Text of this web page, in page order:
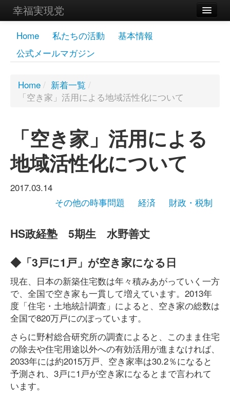
幸福実現党
メンバーズページ
党員
お問い合わせ
Home 私たちの活動
基本情報
公式メールマガジン
Home / 新着一覧 /
「空き家」活用による地域活性化について
「空き家」活用による
地域活性化について
2017.03.14
その他の時事問題
経済 財政・税制
HS政経塾 5期生 水野善丈
◆「3戸に1戸」が空き家になる日
現在、日本の新築住宅数は年々積みあがっていく一方
で、全国で空き家も一貫して増えています。2013年
度「住宅・土地統計調査」によると、空き家の総数は
全国で820万戸にのぼっています。
さらに野村総合研究所の調査によると、このまま住宅
の除去や住宅用途以外への有効活用が進まなければ、
2033年には約2015万戸、空き家率は30.2％になると
予測され、3戸に1戸が空き家になるとまで言われて
います。